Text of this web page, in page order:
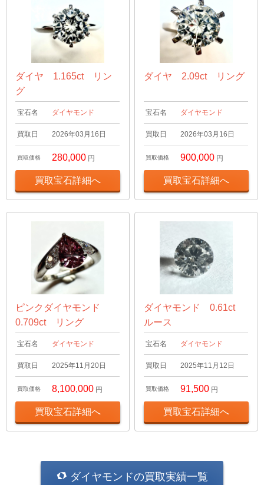
ダイヤ 1.165ct リン
グ
宝石名 ダイヤモンド
買取日 2026年03月16日
買取価格 280,000 円
買取宝石詳細へ
ダイヤ 2.09ct リング
宝石名 ダイヤモンド
買取日 2026年03月16日
買取価格 900,000 円
買取宝石詳細へ
ピンクダイヤモンド
0.709ct リング
宝石名 ダイヤモンド
買取日 2025年11月20日
買取価格 8,100,000 円
買取宝石詳細へ
ダイヤモンド 0.61ct
ルース
宝石名 ダイヤモンド
買取日 2025年11月12日
買取価格 91,500 円
買取宝石詳細へ
ダイヤモンドの買取実績一覧